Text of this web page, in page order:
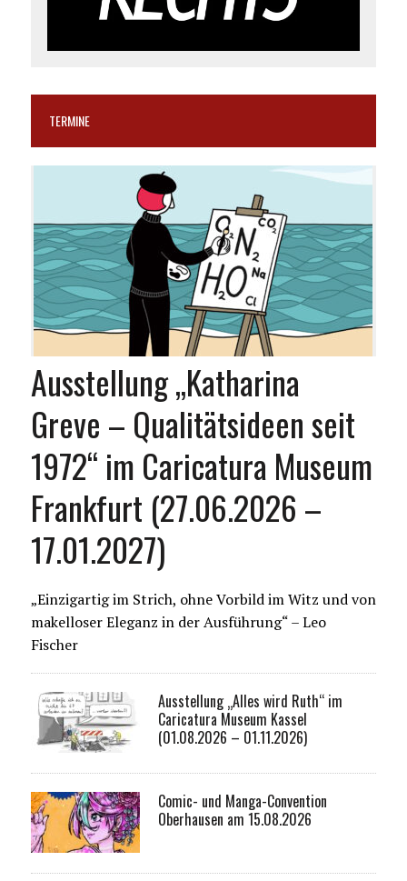
TERMINE
Ausstellung „Katharina
Greve – Qualitätsideen seit
1972“ im Caricatura Museum
Frankfurt (27.06.2026 –
17.01.2027)
„Einzigartig im Strich, ohne Vorbild im Witz und von
makelloser Eleganz in der Ausführung“ – Leo
Fischer
Ausstellung „Alles wird Ruth“ im
Caricatura Museum Kassel
(01.08.2026 – 01.11.2026)
Comic- und Manga-Convention
Oberhausen am 15.08.2026